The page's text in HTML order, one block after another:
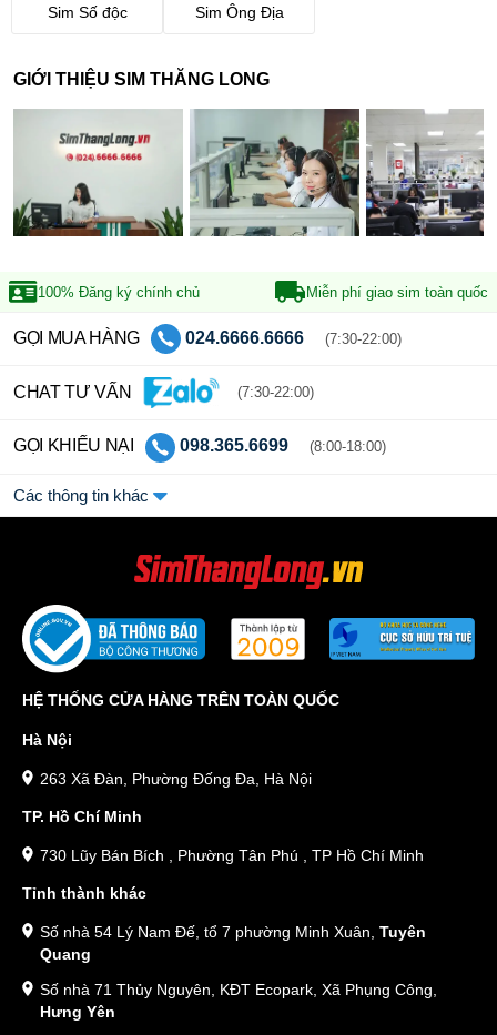
Sim Số độc Sim Ông Địa
GIỚI THIỆU SIM THĂNG LONG
100% Đăng ký chính chủ Miễn phí giao sim toàn quốc
GỌI MUA HÀNG 024.6666.6666 (7:30-22:00)
CHAT TƯ VẤN (7:30-22:00)
GỌI KHIẾU NẠI 098.365.6699 (8:00-18:00)
Các thông tin khác
HỆ THỐNG CỬA HÀNG TRÊN TOÀN QUỐC
Hà Nội
263 Xã Đàn, Phường Đống Đa, Hà Nội
TP. Hồ Chí Minh
730 Lũy Bán Bích , Phường Tân Phú , TP Hồ Chí Minh
Tỉnh thành khác
Số nhà 54 Lý Nam Đế, tổ 7 phường Minh Xuân, Tuyên
Quang
Số nhà 71 Thủy Nguyên, KĐT Ecopark, Xã Phụng Công,
Hưng Yên